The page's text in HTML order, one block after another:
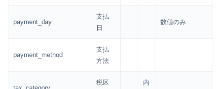
payment_day
支払
日
数値のみ
payment_method
支払
方法
tax_category
税区
内